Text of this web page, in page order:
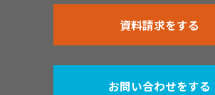
資料請求をする
お問い合わせをする